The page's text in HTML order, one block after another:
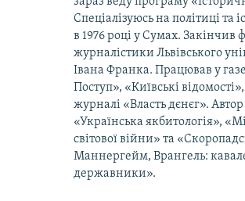
Спеціалізуюсь на політиці та
в 1976 році у Сумах. Закінчив
журналістики Львівського
Івана Франка. Працював у
Поступ», «Київські відомості»,
журналі «Власть дєнєг».
«Українська якбитологія»,
світової війни» та
Маннергейм, Врангель:
державники».